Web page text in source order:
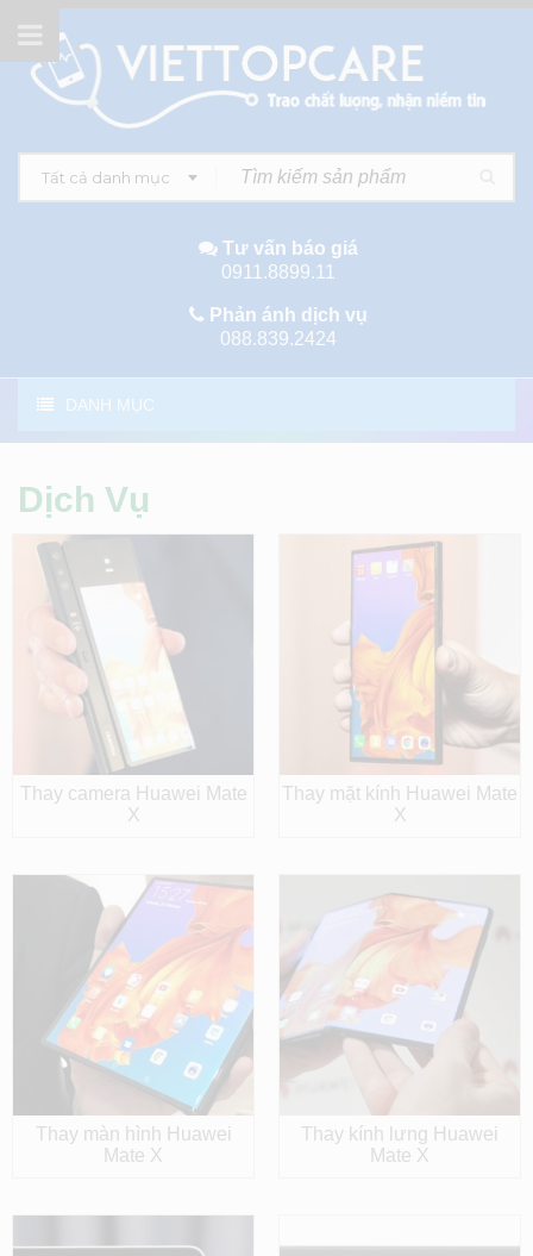
Tất cả danh mục
Tư vấn báo giá
0911.8899.11
Phản ánh dịch vụ
088.839.2424
DANH MỤC
Dịch Vụ
Thay camera Huawei Mate
X
Thay mặt kính Huawei Mate
X
Thay màn hình Huawei
Mate X
Thay kính lưng Huawei
Mate X